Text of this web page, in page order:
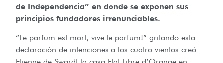
de Independencia” en donde se exponen sus
principios fundadores irrenunciables.
“Le parfum est mort, vive le parfum!” gritando esta
declaración de intenciones a los cuatro vientos creó